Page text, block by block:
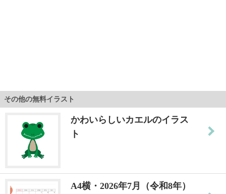
その他の無料イラスト
かわいらしいカエルのイラス
ト
A4横・2026年7月（令和8年）